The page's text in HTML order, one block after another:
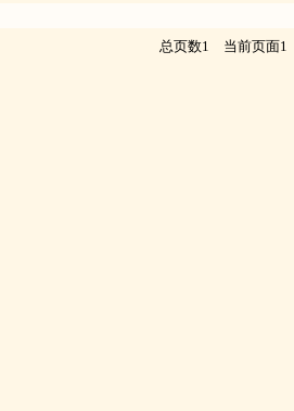
总页数1 当前页面